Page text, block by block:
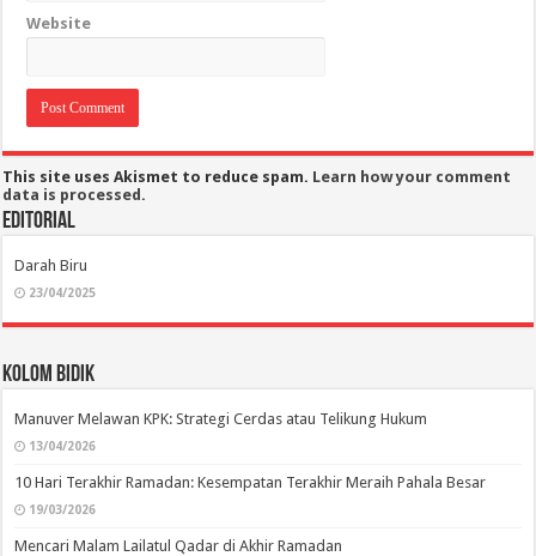
Website
This site uses Akismet to reduce spam. Learn how your comment
data is processed.
Editorial
Darah Biru
23/04/2025
Kolom Bidik
Manuver Melawan KPK: Strategi Cerdas atau Telikung Hukum
13/04/2026
10 Hari Terakhir Ramadan: Kesempatan Terakhir Meraih Pahala Besar
19/03/2026
Mencari Malam Lailatul Qadar di Akhir Ramadan